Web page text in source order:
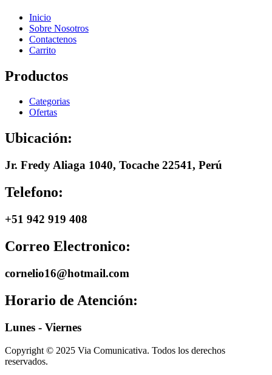
Inicio
Sobre Nosotros
Contactenos
Carrito
Productos
Categorias
Ofertas
Ubicación:
Jr. Fredy Aliaga 1040, Tocache 22541, Perú
Telefono:
+51 942 919 408
Correo Electronico:
cornelio16@hotmail.com
Horario de Atención:
Lunes - Viernes
Copyright © 2025 Via Comunicativa. Todos los derechos
reservados.